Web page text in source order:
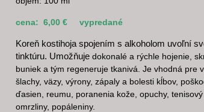
cena: 6,00 € vypredané
Koreň kostihoja spojením s alkoholom uvoľní
tinktúru. Umožňuje dokonalé a rýchle hojenie,
buniek a tým regeneruje tkanivá. Je vhodná pre
šlachy, väzy, výrony, zápaly a bolesti kĺbov,
ďasien, reumu, poranenia kože, opuchy,
omrzliny, popáleniny.